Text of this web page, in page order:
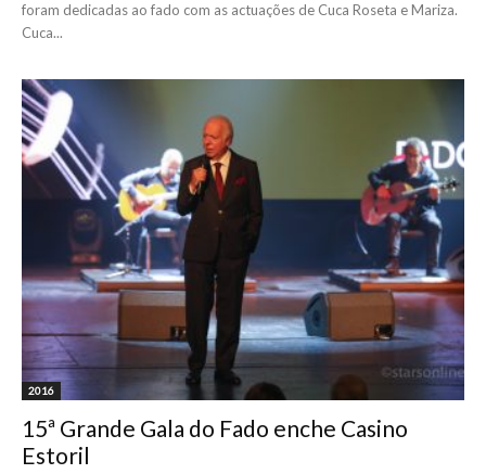
foram dedicadas ao fado com as actuações de Cuca Roseta e Mariza.
Cuca...
2016
15ª Grande Gala do Fado enche Casino
Estoril